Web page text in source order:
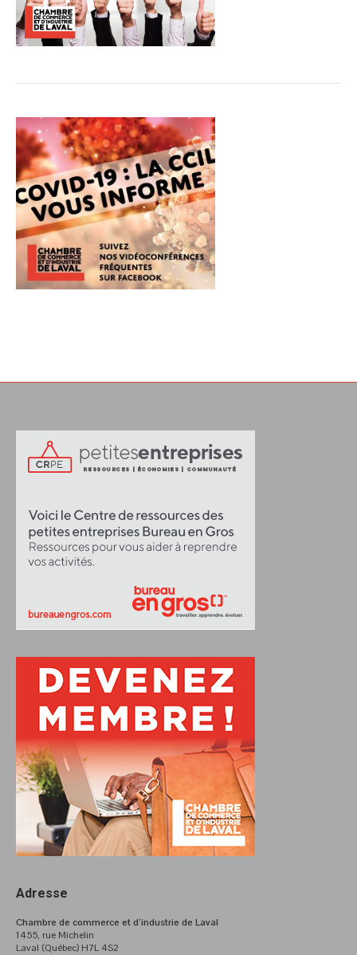
Adresse
Chambre de commerce et d’industrie de Laval
1455, rue Michelin
Laval (Québec) H7L 4S2